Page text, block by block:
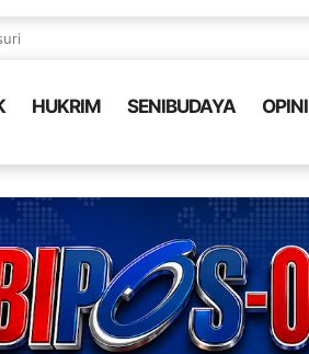
HUKRIM SENIBUDAYA OPINI